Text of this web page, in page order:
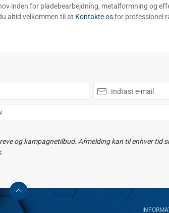
inden for pladebearbejdning, metalformning og
altid velkommen til at Kontakte osfor professionel
og kampagnetilbud. Afmelding kan til enhver tid